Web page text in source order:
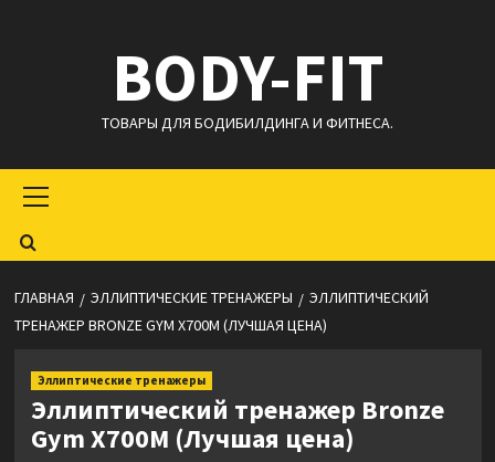
BODY-FIT
ТОВАРЫ ДЛЯ БОДИБИЛДИНГА И ФИТНЕСА.
меню
ГЛАВНАЯ ЭЛЛИПТИЧЕСКИЕ ТРЕНАЖЕРЫ
ЭЛЛИПТИЧЕСКИЙ
ТРЕНАЖЕР BRONZE GYM X700M (ЛУЧШАЯ ЦЕНА)
Эллиптические тренажеры
Эллиптический тренажер Bronze
Gym X700M (Лучшая цена)